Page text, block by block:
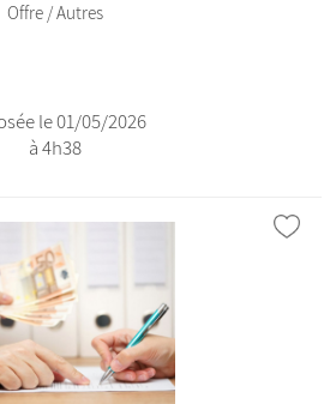
Offre / Autres
le 01/05/2026
à 4h38